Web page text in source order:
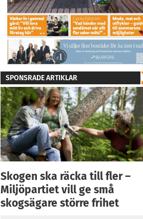
SPONSRADE ARTIKLAR
Skogen ska räcka till fler –
Miljöpartiet vill ge små
skogsägare större frihet